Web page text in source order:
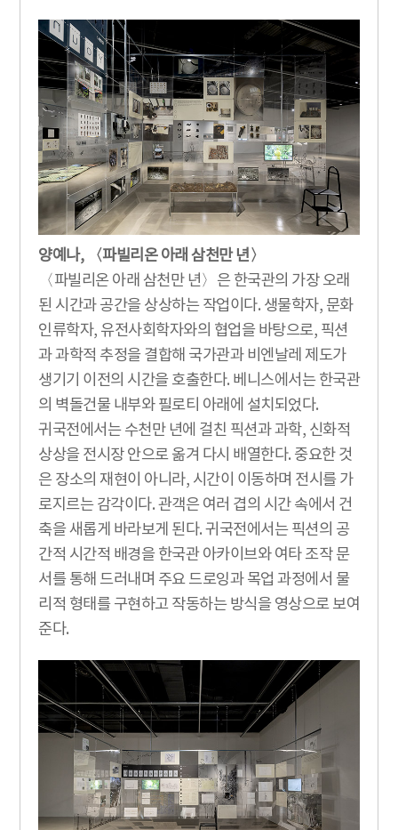
양예나, 〈파빌리온 아래 삼천만 년〉
〈파빌리온 아래 삼천만 년〉은 한국관의 가장 오래
된 시간과 공간을 상상하는 작업이다. 생물학자, 문화
인류학자, 유전사회학자와의 협업을 바탕으로, 픽션
과 과학적 추정을 결합해 국가관과 비엔날레 제도가
생기기 이전의 시간을 호출한다. 베니스에서는 한국관
의 벽돌건물 내부와 필로티 아래에 설치되었다.
귀국전에서는 수천만 년에 걸친 픽션과 과학, 신화적
상상을 전시장 안으로 옮겨 다시 배열한다. 중요한 것
은 장소의 재현이 아니라, 시간이 이동하며 전시를 가
로지르는 감각이다. 관객은 여러 겹의 시간 속에서 건
축을 새롭게 바라보게 된다. 귀국전에서는 픽션의 공
간적 시간적 배경을 한국관 아카이브와 여타 조작 문
서를 통해 드러내며 주요 드로잉과 목업 과정에서 물
리적 형태를 구현하고 작동하는 방식을 영상으로 보여
준다.